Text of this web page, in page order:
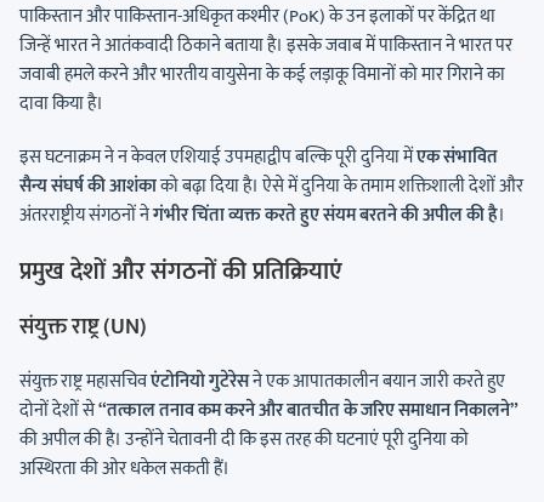
पाकिस्तान और पाकिस्तान-अधिकृत कश्मीर (PoK) के उन इलाकों पर केंद्रित था
जिन्हें भारत ने आतंकवादी ठिकाने बताया है। इसके जवाब में पाकिस्तान ने भारत पर
जवाबी हमले करने और भारतीय वायुसेना के कई लड़ाकू विमानों को मार गिराने का
दावा किया है।
इस घटनाक्रम ने न केवल एशियाई उपमहाद्वीप बल्कि पूरी दुनिया मेंएक संभावित
सैन्य संघर्ष की आशंकाको बढ़ा दिया है। ऐसे में दुनिया के तमाम शक्तिशाली देशों और
अंतरराष्ट्रीय संगठनों नेगंभीर चिंता व्यक्त करते हुए संयम बरतने की अपील की है।
प्रमुख देशों और संगठनों की प्रतिक्रियाएं
संयुक्त राष्ट्र (UN)
संयुक्त राष्ट्र महासचिवएंटोनियो गुटेरेसने एक आपातकालीन बयान जारी करते हुए
दोनों देशों से“तत्काल तनाव कम करने और बातचीत के जरिए समाधान निकालने”
की अपील की है। उन्होंने चेतावनी दी कि इस तरह की घटनाएं पूरी दुनिया को
अस्थिरता की ओर धकेल सकती हैं।